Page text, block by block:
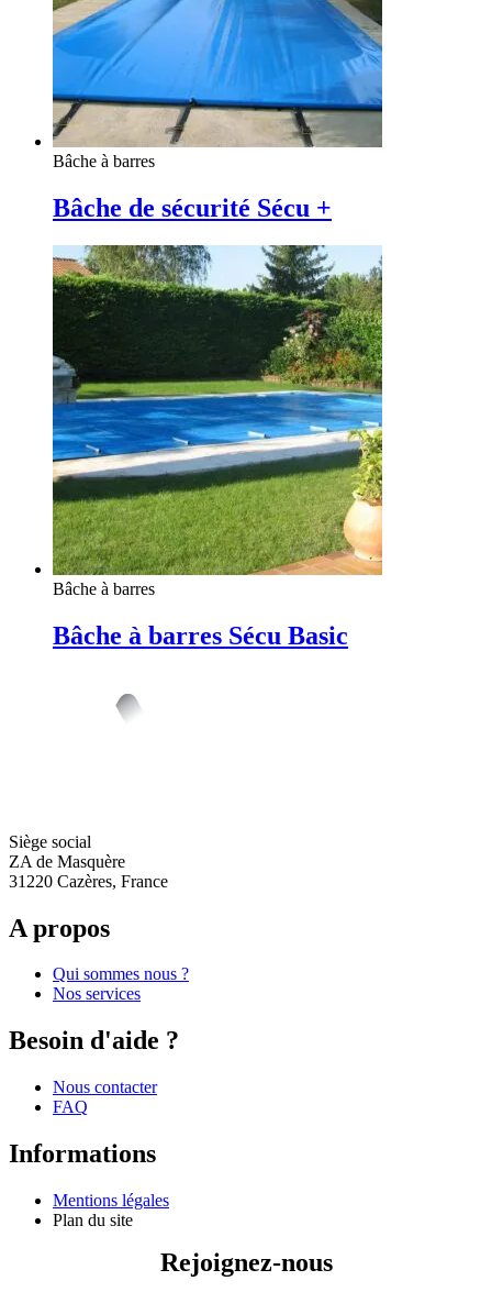
Bâche à barres
Bâche de sécurité Sécu +
Bâche à barres
Bâche à barres Sécu Basic
Siège social
ZA de Masquère
31220 Cazères, France
A propos
Qui sommes nous ?
Nos services
Besoin d'aide ?
Nous contacter
FAQ
Informations
Mentions légales
Plan du site
Rejoignez-nous